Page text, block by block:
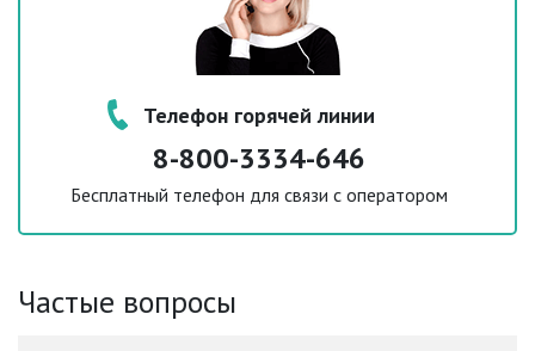
Телефон горячей линии
8-800-3334-646
Бесплатный телефон для связи с оператором
Частые вопросы